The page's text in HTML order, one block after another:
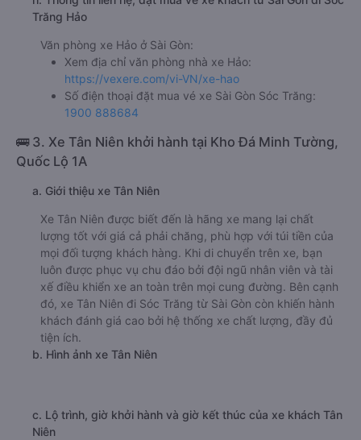
Trăng Hảo
Văn phòng xe Hảo ở Sài Gòn:
Xem địa chỉ văn phòng nhà xe Hảo:
https://vexere.com/vi-VN/xe-hao
Số điện thoại đặt mua vé xe Sài Gòn Sóc Trăng:
1900 888684
🚌 3. Xe Tân Niên khởi hành tại Kho Đá Minh Tường,
Quốc Lộ 1A
a. Giới thiệu xe Tân Niên
Xe Tân Niên được biết đến là hãng xe mang lại chất
lượng tốt với giá cả phải chăng, phù hợp với túi tiền của
mọi đối tượng khách hàng. Khi di chuyển trên xe, bạn
luôn được phục vụ chu đáo bởi đội ngũ nhân viên và tài
xế điều khiển xe an toàn trên mọi cung đường. Bên cạnh
đó, xe Tân Niên đi Sóc Trăng từ Sài Gòn còn khiến hành
khách đánh giá cao bởi hệ thống xe chất lượng, đầy đủ
tiện ích.
b. Hình ảnh xe Tân Niên
c. Lộ trình, giờ khởi hành và giờ kết thúc của xe khách Tân
Niên